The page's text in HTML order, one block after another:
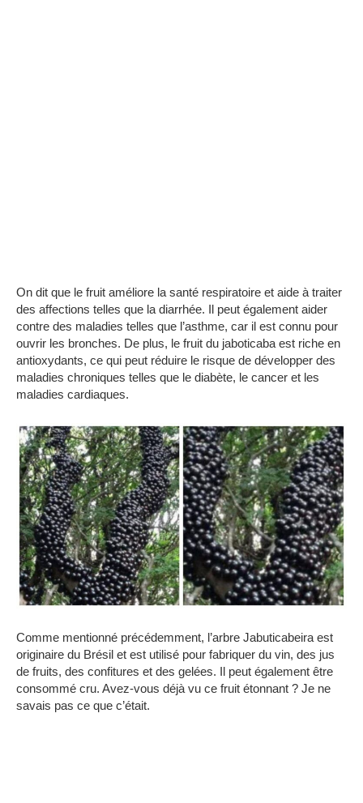
On dit que le fruit améliore la santé respiratoire et aide à traiter
des affections telles que la diarrhée. Il peut également aider
contre des maladies telles que l’asthme, car il est connu pour
ouvrir les bronches. De plus, le fruit du jaboticaba est riche en
antioxydants, ce qui peut réduire le risque de développer des
maladies chroniques telles que le diabète, le cancer et les
maladies cardiaques.
Comme mentionné précédemment, l’arbre Jabuticabeira est
originaire du Brésil et est utilisé pour fabriquer du vin, des jus
de fruits, des confitures et des gelées. Il peut également être
consommé cru. Avez-vous déjà vu ce fruit étonnant ? Je ne
savais pas ce que c’était.